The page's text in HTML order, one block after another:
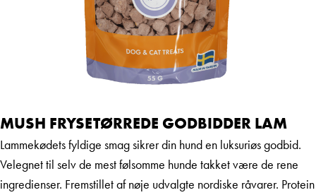
MUSH FRYSETØRREDE GODBIDDER LAM
Lammekødets fyldige smag sikrer din hund en luksuriøs godbid.
Velegnet til selv de mest følsomme hunde takket være de rene
ingredienser. Fremstillet af nøje udvalgte nordiske råvarer. Protein